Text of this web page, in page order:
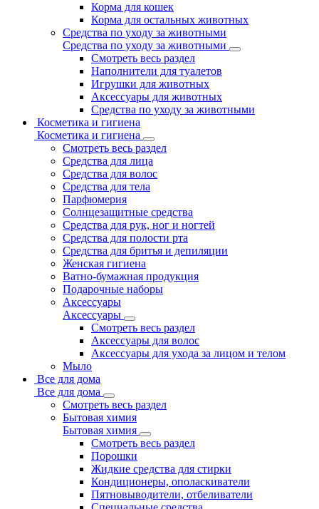
Корма для кошек
Корма для остальных животных
Средства по уходу за животными
Средства по уходу за животными
Смотреть весь раздел
Наполнители для туалетов
Игрушки для животных
Аксессуары для животных
Средства по уходу за животными
Косметика и гигиена
Косметика и гигиена
Смотреть весь раздел
Средства для лица
Средства для волос
Средства для тела
Парфюмерия
Солнцезащитные средства
Средства для рук, ног и ногтей
Средства для полости рта
Средства для бритья и депиляции
Женская гигиена
Ватно-бумажная продукция
Подарочные наборы
Аксессуары
Аксессуары
Смотреть весь раздел
Аксессуары для волос
Аксессуары для ухода за лицом и телом
Мыло
Все для дома
Все для дома
Смотреть весь раздел
Бытовая химия
Бытовая химия
Смотреть весь раздел
Порошки
Жидкие средства для стирки
Кондиционеры, ополаскиватели
Пятновыводители, отбеливатели